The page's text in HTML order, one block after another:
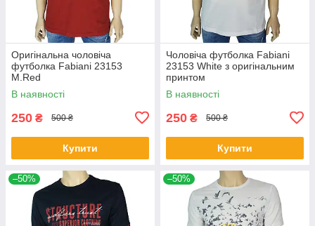
Оригінальна чоловіча
футболка Fabianі 23153
M.Red
В наявності
250 ₴ 500 ₴
Купити
Чоловіча футболка Fabianі
23153 White з оригінальним
принтом
В наявності
250 ₴ 500 ₴
Купити
–50% –50%